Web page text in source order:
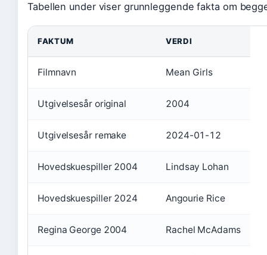
Tabellen under viser grunnleggende fakta om
FAKTUM VERDI
Filmnavn Mean Girls
Utgivelsesår original 2004
Utgivelsesår remake 2024-01-12
Hovedskuespiller 2004 Lindsay Lohan
Hovedskuespiller 2024 Angourie Rice
Regina George 2004 Rachel McAdams